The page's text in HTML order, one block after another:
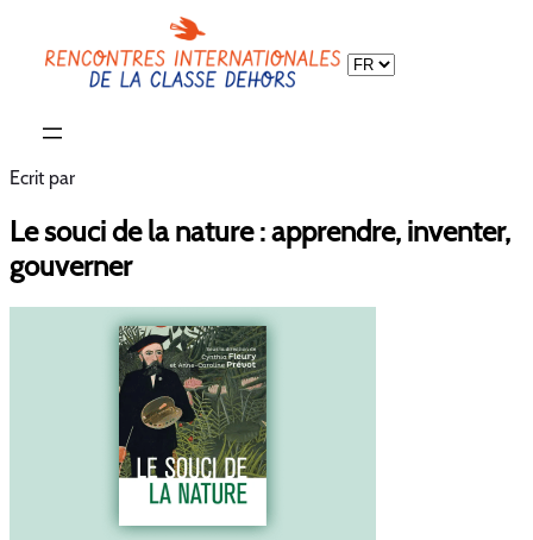
Choisir
Ecrit par
Le souci de la nature : apprendre, inventer,
gouverner